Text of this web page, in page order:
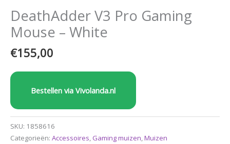
DeathAdder V3 Pro Gaming
Mouse – White
€155,00
Bestellen via Vivolanda.nl
SKU: 1858616
Categorieën: Accessoires, Gaming muizen,Muizen